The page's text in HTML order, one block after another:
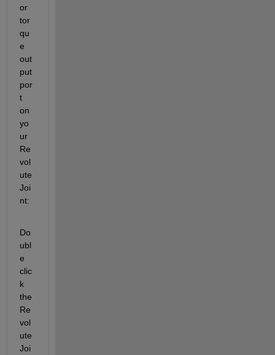
or
tor
qu
e
out
put
por
t
on
yo
ur
Re
vol
ute
Joi
nt:
Do
ubl
e
clic
k
the
Re
vol
ute
Joi